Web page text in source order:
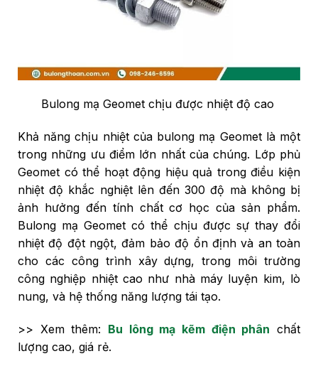
Bulong mạ Geomet chịu được nhiệt độ cao
Khả năng chịu nhiệt của bulong mạ Geomet là một
trong những ưu điểm lớn nhất của chúng. Lớp phủ
Geomet có thể hoạt động hiệu quả trong điều kiện
nhiệt độ khắc nghiệt lên đến 300 độ mà không bị
ảnh hưởng đến tính chất cơ học của sản phẩm.
Bulong mạ Geomet có thể chịu được sự thay đổi
nhiệt độ đột ngột, đảm bảo độ ổn định và an toàn
cho các công trình xây dựng, trong môi trường
công nghiệp nhiệt cao như nhà máy luyện kim, lò
nung, và hệ thống năng lượng tái tạo.
>> Xem thêm: Bu lông mạ kẽm điện phân chất
lượng cao, giá rẻ.